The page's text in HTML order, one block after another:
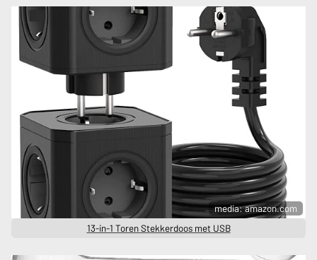
media: amazon.com
13-in-1 Toren Stekkerdoos met USB